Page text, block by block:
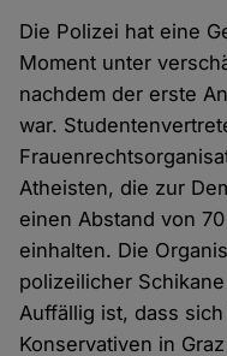
Die Polizei hat eine
Moment unter
nachdem der erste
war.
Atheisten, die zur
einen Abstand von
einhalten. Die
polizeilicher
Auffällig ist, dass
Konservativen in